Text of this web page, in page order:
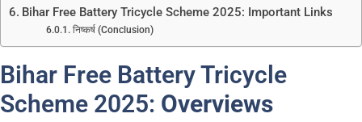
Bihar Free Battery Tricycle Scheme 2025: Important Links
निष्कर्ष (Conclusion)
Bihar Free Battery Tricycle
Scheme 2025: Overviews